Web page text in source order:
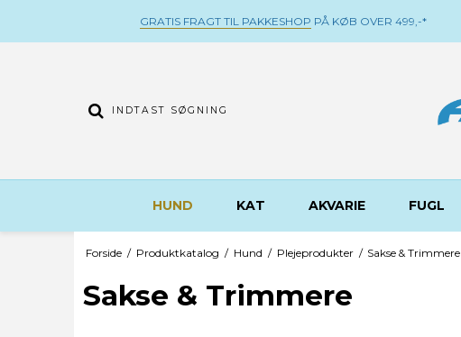
GRATIS FRAGT TIL PAKKESHOP PÅ KØB OVER 499,-*
HUND KAT AKVARIE FUGL
Forside / Produktkatalog / Hund / Plejeprodukter / Sakse & Trimmere
Sakse & Trimmere